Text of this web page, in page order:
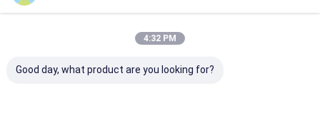
4:32 PM
Good day, what product are you looking for?